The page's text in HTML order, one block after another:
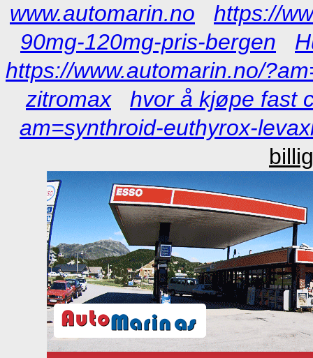
www.automarin.no
https://
90mg-120mg-pris-bergen
https://www.automarin.no/
zitromax
hvor å kjøpe fast
am=synthroid-euthyrox-